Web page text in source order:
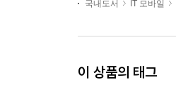
국내도서
IT 모바일
이 상품의 태그